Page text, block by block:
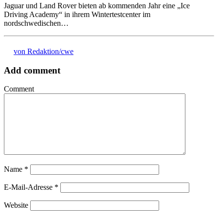
Jaguar und Land Rover bieten ab kommenden Jahr eine „Ice
Driving Academy“ in ihrem Wintertestcenter im
nordschwedischen…
von Redaktion/cwe
Add comment
Comment
Name *
E-Mail-Adresse *
Website